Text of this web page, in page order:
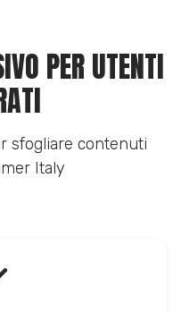
PER UTENTI
sfogliare contenuti
Italy